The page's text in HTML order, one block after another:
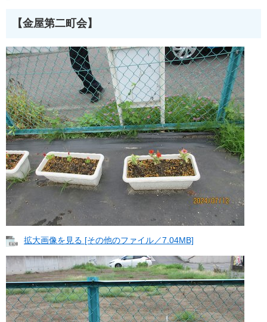
【金屋第二町会】
拡大画像を見る [その他のファイル／7.04MB]